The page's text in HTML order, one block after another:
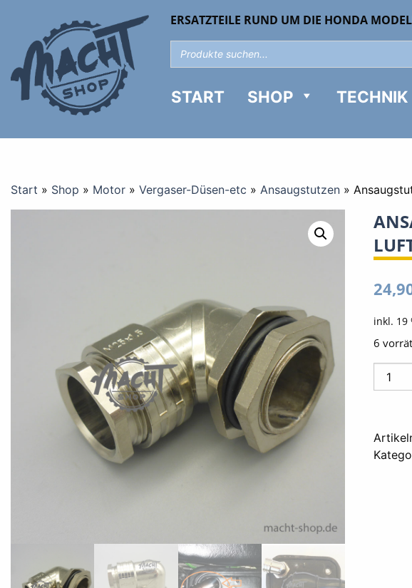
ERSATZTEILE RUND UM DIE HONDA
START SHOP TECHNIK
Start » Shop » Motor » Vergaser-Düsen-etc » Ansaugstutzen »
inkl. 19
6
Winkel
M25
Menge